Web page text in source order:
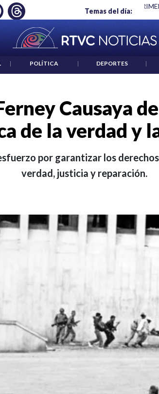
Temas del día:
CARTA DE BETO CORAL
| POLÍTICA | DEPORTES |
Causaya
de la verdad y
por garantizar los
verdad, justicia y reparación.